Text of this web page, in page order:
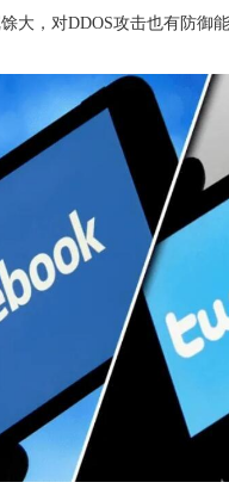
大，对DDOS攻击也有防御